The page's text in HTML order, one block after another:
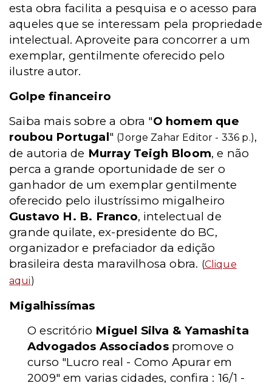
esta obra facilita a pesquisa e o acesso para
aqueles que se interessam pela propriedade
intelectual. Aproveite para concorrer a um
exemplar, gentilmente oferecido pelo
ilustre autor.
Golpe financeiro
Saiba mais sobre a obra "O homem que
roubou Portugal" (Jorge Zahar Editor - 336 p.),
de autoria de Murray Teigh Bloom, e não
perca a grande oportunidade de ser o
ganhador de um exemplar gentilmente
oferecido pelo ilustríssimo migalheiro
Gustavo H. B. Franco, intelectual de
grande quilate, ex-presidente do BC,
organizador e prefaciador da edição
brasileira desta maravilhosa obra. (Clique
aqui)
Migalhissímas
O escritório Miguel Silva & Yamashita
Advogados Associadospromove o
curso "Lucro real - Como Apurar em
2009" em varias cidades, confira : 16/1 -